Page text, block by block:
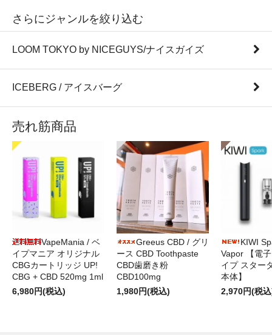
さらにジャンルを絞り込む
LOOM TOKYO by NICEGUYS/ナイスガイズ
ICEBERG / アイスバーグ
売れ筋商品
VapeMania / ベ
イプマニア オリジナル
CBGカートリッジ UP!
CBG + CBD 520mg 1ml
6,980円(税込)
Greeus CBD / グリ
ース CBD Toothpaste
CBD歯磨き粉
CBD100mg
1,980円(税込)
KIWI
Vapor 【電
イプ スター
本体】
2,970円(税